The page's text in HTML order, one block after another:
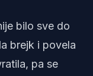
bilo sve do
brejk i povela
pa se